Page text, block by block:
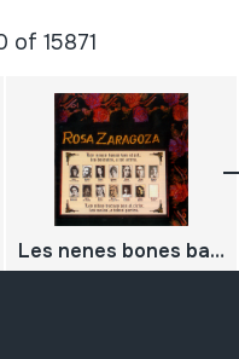
of 15871
Les nenes bones ban al cel; les dolentes, a tot arreu; Las niñas buenas van al cielo; las malas, a todas partes